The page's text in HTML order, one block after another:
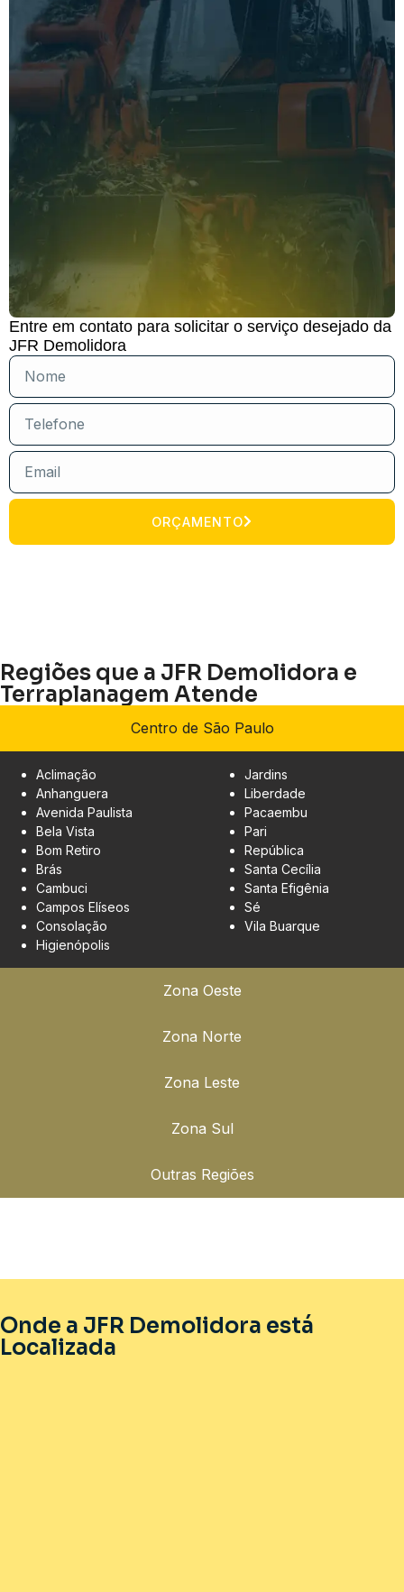
Entre em contato para solicitar o serviço desejado da
JFR Demolidora
ORÇAMENTO
Regiões que a JFR Demolidora e
Terraplanagem Atende
Centro de São Paulo
Zona Oeste
Zona Norte
Zona Leste
Zona Sul
Outras Regiões
Aclimação
Anhanguera
Avenida Paulista
Bela Vista
Bom Retiro
Brás
Cambuci
Campos Elíseos
Consolação
Higienópolis
Jardins
Liberdade
Pacaembu
Pari
República
Santa Cecília
Santa Efigênia
Sé
Vila Buarque
Onde a JFR Demolidora está
Localizada